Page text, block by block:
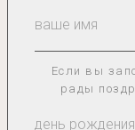
мы всегда предлагаем
белого, чтобы
Оплата
Если вы
рады